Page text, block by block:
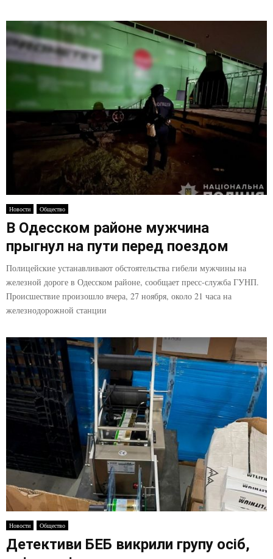
Новости Общество
В Одесском районе мужчина
прыгнул на пути перед поездом
Полицейские устанавливают обстоятельства гибели мужчины на
железной дороге в Одесском районе, сообщает пресс-служба ГУНП.
Происшествие произошло вчера, 27 ноября, около 21 часа на
железнодорожной станции
Новости Общество
Детективи БЕБ викрили групу осіб,